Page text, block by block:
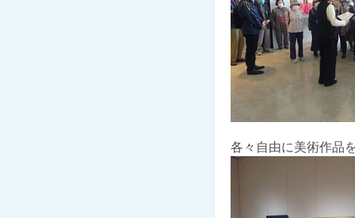
各々自由に美術作品